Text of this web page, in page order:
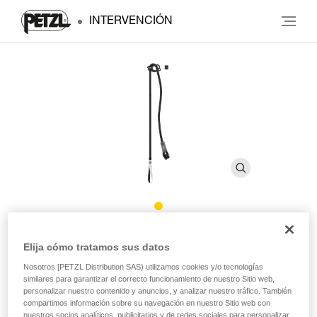
INTERVENCIÓN
CONNECT ADJUST
Elemento de amarre simple regulable
Destinado a las tropas de montaña, el CONNECT ADJUST
Elija cómo tratamos sus datos
Nosotros [PETZL Distribution SAS) utilizamos cookies y/o tecnologías
similares para garantizar el correcto funcionamiento de nuestro Sitio web,
personalizar nuestro contenido y anuncios, y analizar nuestro tráfico. También
compartimos información sobre su navegación en nuestro Sitio web con
nuestros socios analíticos, publicitarios y de redes sociales para personalizar